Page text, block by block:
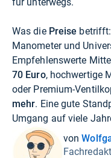
Was die Preise
Manometer und
Empfehlenswerte
70 Euro, hochwertige
oder Premium-
mehr. Eine gute
Umgang auf viele
von